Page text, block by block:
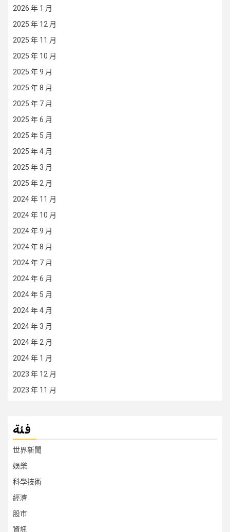
2026 年 1 月
2025 年 12 月
2025 年 11 月
2025 年 10 月
2025 年 9 月
2025 年 8 月
2025 年 7 月
2025 年 6 月
2025 年 5 月
2025 年 4 月
2025 年 3 月
2025 年 2 月
2024 年 11 月
2024 年 10 月
2024 年 9 月
2024 年 8 月
2024 年 7 月
2024 年 6 月
2024 年 5 月
2024 年 4 月
2024 年 3 月
2024 年 2 月
2024 年 1 月
2023 年 12 月
2023 年 11 月
فئة
世界新聞
娛樂
科學技術
經濟
股市
資訊